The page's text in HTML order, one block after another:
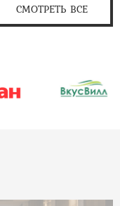
СМОТРЕТЬ ВСЕ